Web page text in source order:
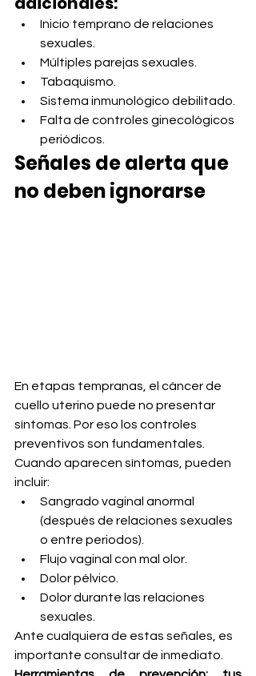
Inicio temprano de relaciones
sexuales.
Múltiples parejas sexuales.
Tabaquismo.
Sistema inmunológico debilitado.
Falta de controles ginecológicos
periódicos.
Señales de alerta que
no deben ignorarse
En etapas tempranas, el cáncer de
cuello uterino puede no presentar
síntomas. Por eso los controles
preventivos son fundamentales.
Cuando aparecen síntomas, pueden
incluir:
Sangrado vaginal anormal
(después de relaciones sexuales
o entre periodos).
Flujo vaginal con mal olor.
Dolor pélvico.
Dolor durante las relaciones
sexuales.
Ante cualquiera de estas señales, es
importante consultar de inmediato.